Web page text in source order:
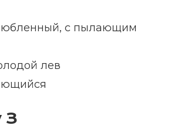
с пылающим
лев
З